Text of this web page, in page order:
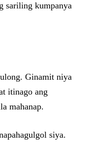
sariling kumpanya
Ginamit niya
itinago ang
mahanap.
siya.